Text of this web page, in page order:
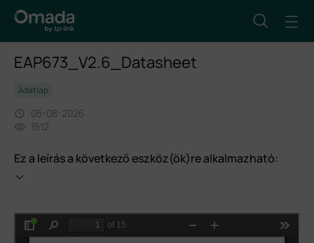
EAP673_V2.6_Datasheet
Adatlap
05-08-2026
1512
Ez a leírás a következő eszköz(ök)re alkalmazható: